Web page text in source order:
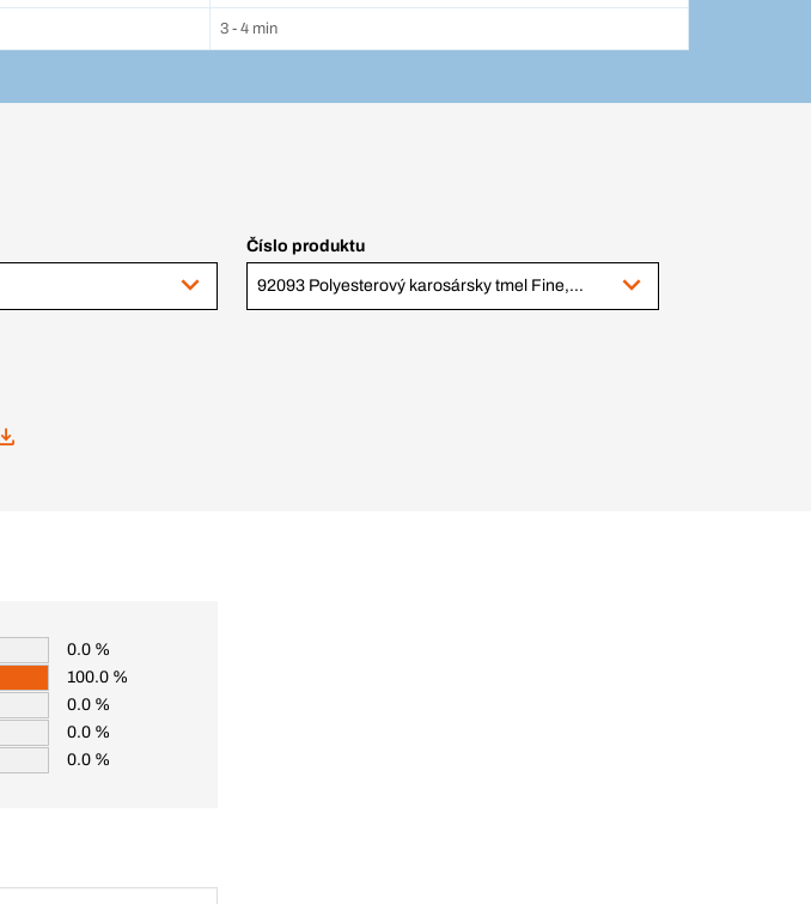
3 - 4 min
Číslo produktu
92093 Polyesterový karosársky tmel Fine, biely, 2 kg plechovka
0.0 %
100.0 %
0.0 %
0.0 %
0.0 %